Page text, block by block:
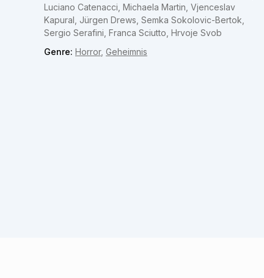
Luciano Catenacci, Michaela Martin, Vjenceslav
Kapural, Jürgen Drews, Semka Sokolovic-Bertok,
Sergio Serafini, Franca Sciutto, Hrvoje Svob
Genre: Horror, Geheimnis